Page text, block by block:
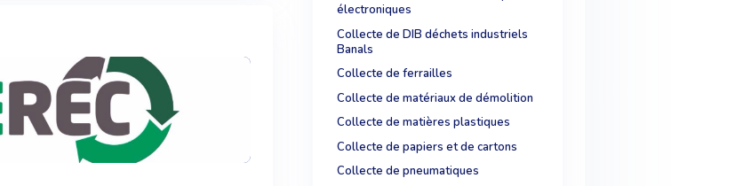
électroniques
Collecte de DIB déchets industriels
Banals
Collecte de ferrailles
Collecte de matériaux de démolition
Collecte de matières plastiques
Collecte de papiers et de cartons
Collecte de pneumatiques